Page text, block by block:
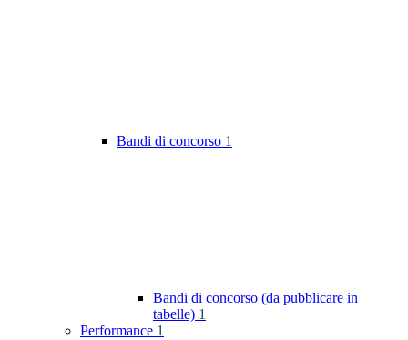
Bandi di concorso 1
Bandi di concorso (da pubblicare in
tabelle) 1
Performance 1